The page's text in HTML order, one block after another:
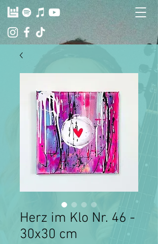
Herz im Klo Nr. 46 -
30x30 cm